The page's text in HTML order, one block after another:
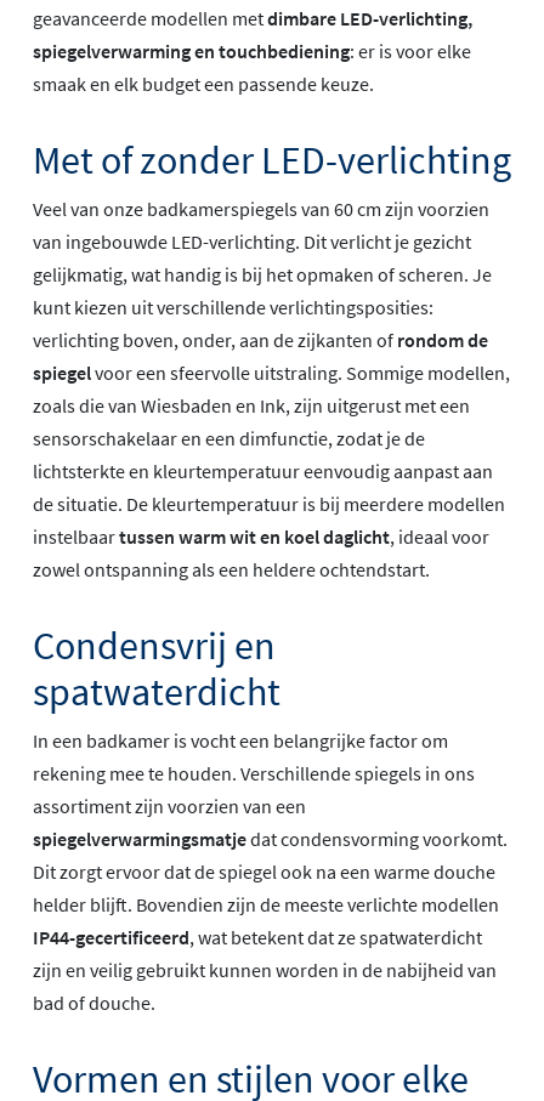
geavanceerde modellen metdimbare LED-verlichting,
spiegelverwarming en touchbediening: er is voor elke
smaak en elk budget een passende keuze.
Met of zonder LED-verlichting
Veel van onze badkamerspiegels van 60 cm zijn voorzien
van ingebouwde LED-verlichting. Dit verlicht je gezicht
gelijkmatig, wat handig is bij het opmaken of scheren. Je
kunt kiezen uit verschillende verlichtingsposities:
verlichting boven, onder, aan de zijkanten of rondom de
spiegelvoor een sfeervolle uitstraling. Sommige modellen,
zoals die van Wiesbaden en Ink, zijn uitgerust met een
sensorschakelaar en een dimfunctie, zodat je de
lichtsterkte en kleurtemperatuur eenvoudig aanpast aan
de situatie. De kleurtemperatuur is bij meerdere modellen
instelbaartussen warm wit en koel daglicht, ideaal voor
zowel ontspanning als een heldere ochtendstart.
Condensvrij en
spatwaterdicht
In een badkamer is vocht een belangrijke factor om
rekening mee te houden. Verschillende spiegels in ons
assortiment zijn voorzien van een
spiegelverwarmingsmatjedat condensvorming voorkomt.
Dit zorgt ervoor dat de spiegel ook na een warme douche
helder blijft. Bovendien zijn de meeste verlichte modellen
IP44-gecertificeerd, wat betekent dat ze spatwaterdicht
zijn en veilig gebruikt kunnen worden in de nabijheid van
bad of douche.
Vormen en stijlen voor elke